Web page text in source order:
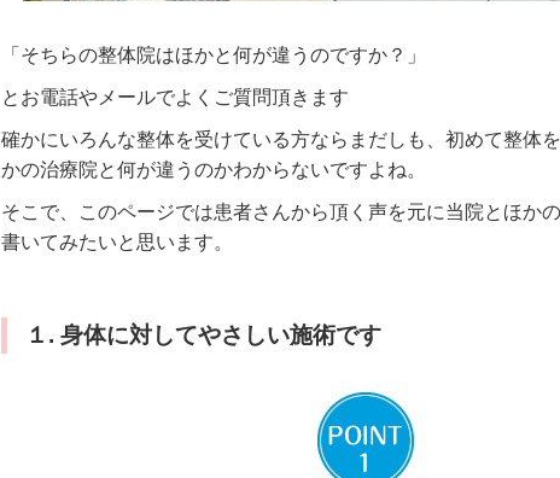
「そちらの整体院はほかと何が違うのですか？」
とお電話やメールでよくご質問頂きます
確かにいろんな整体を受けている方ならまだしも、初めて整体
かの治療院と何が違うのかわからないですよね。
そこで、このページでは患者さんから頂く声を元に当院とほか
書いてみたいと思います。
１. 身体に対してやさしい施術です